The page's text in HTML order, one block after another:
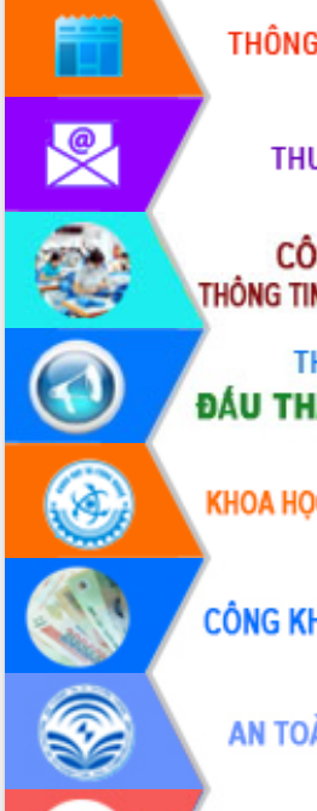
Đánh giá, rút kinh nghiệm công tác tổ
chức diễn tập trước ngày bầu cử
Chương trình “Gặp gỡ hữu nghị –
Friendship Meeting New Year 2026”
Bầu cử Quốc hội và HĐND: Cử tri Đắk
Lắk gửi gắm niềm tin, kỳ vọng vào lá
Đắk Lắk sẵn sàng các điều kiện cho
Ngày hội bầu cử đại biểu Quốc hội
khóa XVI và HĐND các cấp nhiệm kỳ
2026-2031
Đảm bảo cuộc bầu cử đại biểu Quốc
hội và đại biểu HĐND các cấp diễn ra
an toàn, hiệu quả, đúng quy định
Thủ tướng Chính phủ Phạm Minh Chính
kiểm tra, chỉ đạo hoàn thành các dự
án cao tốc và thăm khu tái định cư tại
Sôi nổi Hội đua ngựa truyền thống Gò
Thì Thùng mừng Xuân Bính Ngọ 2026
Lãnh đạo tỉnh dâng hương tưởng niệm
tại Đập Đồng Cam đầu Xuân Bính Ngọ
Ngành nông nghiệp phấn đấu tăng
trưởng đạt 5,86% trong năm 2026
UBND tỉnh Đắk Lắk triển khai công tác
quốc phòng, quân sự địa phương năm
2026
Đắk Lắk tập trung toàn lực khắc phục
tồn tại IUU, sẵn sàng làm việc với
Đoàn thanh tra EC
Chủ tịch UBND tỉnh Tạ Anh Tuấn thăm,